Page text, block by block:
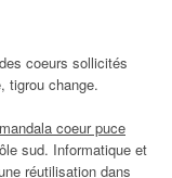
coeurs sollicités
tigrou change.
coeur puce
sud. Informatique et
réutilisation dans